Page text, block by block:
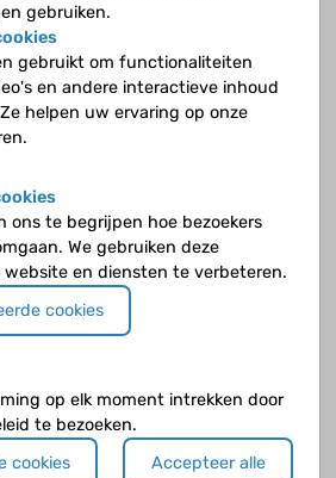
naar voorbeeldals je klaar bent.
gebruiken.
gebruikt om functionaliteiten
en andere interactieve inhoud
helpen uw ervaring op onze
ons te begrijpen hoe bezoekers
We gebruiken deze
en diensten te verbeteren.
cookies
op elk moment intrekken door
te bezoeken.
cookies
Accepteer alle